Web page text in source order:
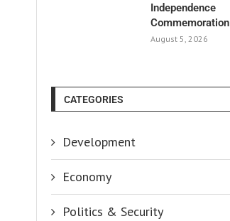
Independence
Commemoration
August 5, 2026
CATEGORIES
Development
Economy
Politics & Security